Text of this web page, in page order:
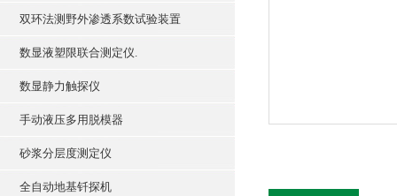
双环法测野外渗透系数试验装置
数显液塑限联合测定仪.
数显静力触探仪
手动液压多用脱模器
砂浆分层度测定仪
全自动地基钎探机